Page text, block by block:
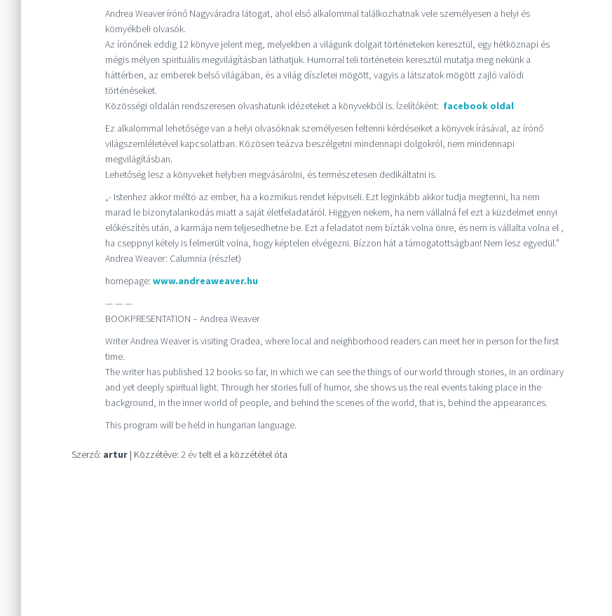
Andrea Weaver írónő Nagyváradra látogat, ahol első alkalommal találkozhatnak vele személyesen a helyi és
környékbeli olvasók.
Az írónőnek eddig 12 könyve jelent meg, melyekben a világunk dolgait történeteken keresztül, egy hétköznapi és
mégis mélyen spirituális megvilágításban láthatjuk. Humorral teli történetein keresztül mutatja meg nekünk a
háttérben, az emberek belső világában, és a világ díszletei mögött, vagyis a látszatok mögött zajló valódi
történéseket.
Közösségi oldalán rendszeresen olvashatunk idézeteket a könyvekből is. Ízelítőként: facebook oldal
Ez alkalommal lehetősége van a helyi olvasóknak személyesen feltenni kérdéseiket a könyvek írásával, az írónő
világszemléletével kapcsolatban. Közösen teázva beszélgetni mindennapi dolgokról, nem mindennapi
megvilágításban.
Lehetőség lesz a könyveket helyben megvásárolni, és természetesen dedikáltatni is.
„- Istenhez akkor méltó az ember, ha a kozmikus rendet képviseli. Ezt leginkább akkor tudja megtenni, ha nem
marad le bizonytalankodás miatt a saját életfeladatáról. Higgyen nekem, ha nem vállalná fel ezt a küzdelmet ennyi
előkészítés után, a karmája nem teljesedhetne be. Ezt a feladatot nem bízták volna önre, és nem is vállalta volna el ,
ha cseppnyi kétely is felmerült volna, hogy képtelen elvégezni. Bízzon hát a támogatottságban! Nem lesz egyedül.”
Andrea Weaver: Calumnia (részlet)
homepage: www.andreaweaver.hu
— — —
BOOKPRESENTATION – Andrea Weaver
Writer Andrea Weaver is visiting Oradea, where local and neighborhood readers can meet her in person for the first
time.
The writer has published 12 books so far, in which we can see the things of our world through stories, in an ordinary
and yet deeply spiritual light. Through her stories full of humor, she shows us the real events taking place in the
background, in the inner world of people, and behind the scenes of the world, that is, behind the appearances.
This program will be held in hungarian language.
Szerző: artur | Közzétéve: 2 évtelt el a közzététel óta